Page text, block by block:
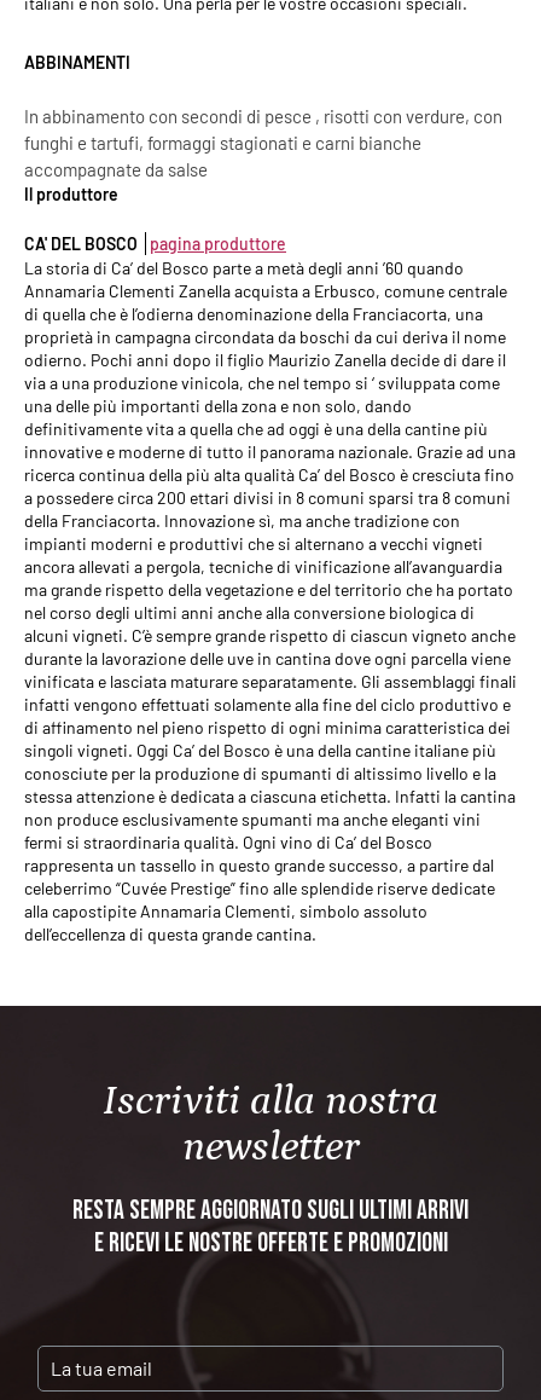
ABBINAMENTI
In abbinamento con secondi di pesce , risotti con verdure, con
funghi e tartufi, formaggi stagionati e carni bianche
accompagnate da salse
Il produttore
CA' DEL BOSCO
pagina produttore
La storia di Ca’ del Bosco parte a metà degli anni ’60 quando
Annamaria Clementi Zanella acquista a Erbusco, comune centrale
di quella che è l’odierna denominazione della Franciacorta, una
proprietà in campagna circondata da boschi da cui deriva il nome
odierno. Pochi anni dopo il figlio Maurizio Zanella decide di dare il
via a una produzione vinicola, che nel tempo si ‘ sviluppata come
una delle più importanti della zona e non solo, dando
definitivamente vita a quella che ad oggi è una della cantine più
innovative e moderne di tutto il panorama nazionale. Grazie ad una
ricerca continua della più alta qualità Ca’ del Bosco è cresciuta fino
a possedere circa 200 ettari divisi in 8 comuni sparsi tra 8 comuni
della Franciacorta. Innovazione sì, ma anche tradizione con
impianti moderni e produttivi che si alternano a vecchi vigneti
ancora allevati a pergola, tecniche di vinificazione all’avanguardia
ma grande rispetto della vegetazione e del territorio che ha portato
nel corso degli ultimi anni anche alla conversione biologica di
alcuni vigneti. C’è sempre grande rispetto di ciascun vigneto anche
durante la lavorazione delle uve in cantina dove ogni parcella viene
vinificata e lasciata maturare separatamente. Gli assemblaggi finali
infatti vengono effettuati solamente alla fine del ciclo produttivo e
di affinamento nel pieno rispetto di ogni minima caratteristica dei
singoli vigneti. Oggi Ca’ del Bosco è una della cantine italiane più
conosciute per la produzione di spumanti di altissimo livello e la
stessa attenzione è dedicata a ciascuna etichetta. Infatti la cantina
non produce esclusivamente spumanti ma anche eleganti vini
fermi si straordinaria qualità. Ogni vino di Ca’ del Bosco
rappresenta un tassello in questo grande successo, a partire dal
celeberrimo “Cuvée Prestige” fino alle splendide riserve dedicate
alla capostipite Annamaria Clementi, simbolo assoluto
dell’eccellenza di questa grande cantina.
Iscriviti alla nostra
newsletter
Resta sempre aggiornato sugli ultimi arrivi
e ricevi le nostre offerte e promozioni
E